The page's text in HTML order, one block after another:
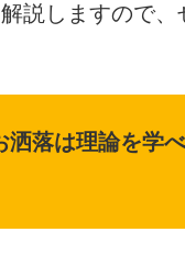
説しますので、
洒落は理論を学